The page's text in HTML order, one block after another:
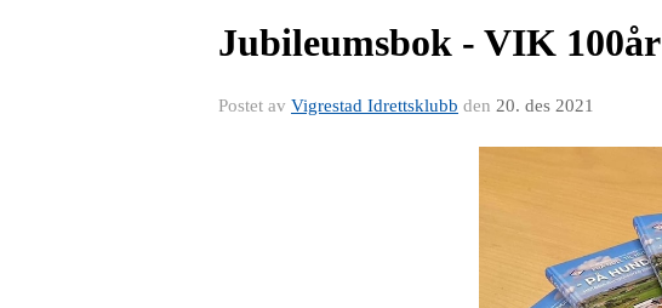
Jubileumsbok - VIK 100år
Postet av Vigrestad Idrettsklubb den 20. des 2021